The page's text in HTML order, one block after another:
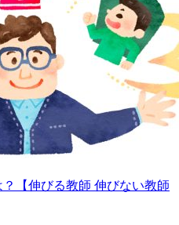
【伸びる教師 伸びない教師